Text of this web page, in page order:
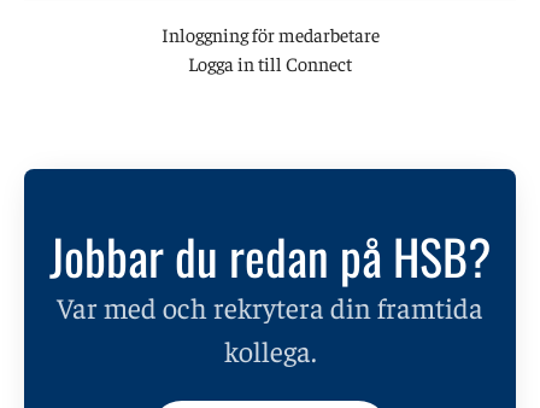
Inloggning för medarbetare
Logga in till Connect
Jobbar du redan på HSB?
Var med och rekrytera din framtida
kollega.